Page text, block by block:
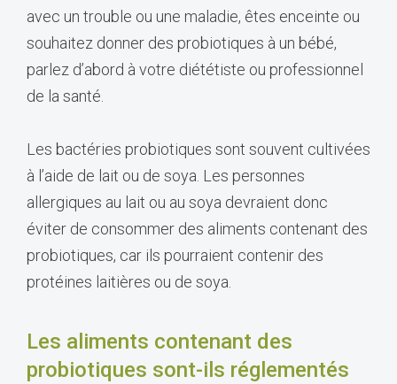
avec un trouble ou une maladie, êtes enceinte ou
souhaitez donner des probiotiques à un bébé,
parlez d’abord à votre diététiste ou professionnel
de la santé.
Les bactéries probiotiques sont souvent cultivées
à l’aide de lait ou de soya. Les personnes
allergiques au lait ou au soya devraient donc
éviter de consommer des aliments contenant des
probiotiques, car ils pourraient contenir des
protéines laitières ou de soya.
Les aliments contenant des
probiotiques sont-ils réglementés